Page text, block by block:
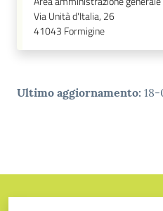
Via Unità d'Italia, 26
41043 Formigine
Ultimo aggiornamento: 18-